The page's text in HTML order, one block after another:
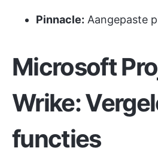
Pinnacle: Aangepaste
Microsoft
Wrike:
functies